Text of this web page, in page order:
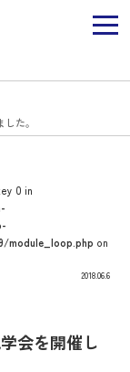
た。
0 in
module_loop.php on
2018.06.6
会を開催し